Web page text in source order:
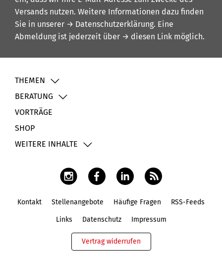
Versands nutzen. Weitere Informationen dazu finden
Sie in unserer → Datenschutzerklärung. Eine
Abmeldung ist jederzeit über → diesen Link möglich.
THEMEN
BERATUNG
VORTRÄGE
SHOP
WEITERE INHALTE
Kontakt Stellenangebote Häufige Fragen RSS-Feeds
Links Datenschutz Impressum
Vertrag widerrufen